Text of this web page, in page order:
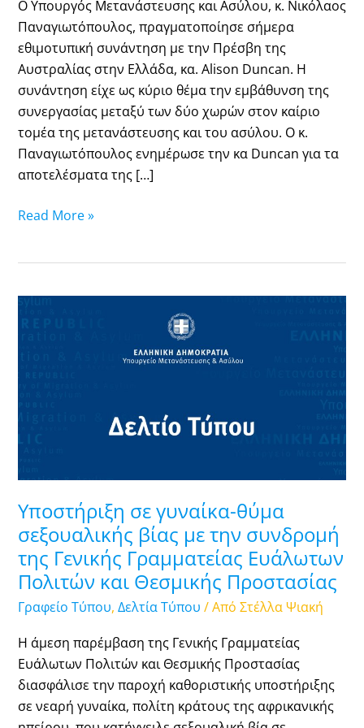
Ο Υπουργός Μετανάστευσης και Ασύλου, κ. Νικόλαος
Παναγιωτόπουλος, πραγματοποίησε σήμερα
εθιμοτυπική συνάντηση με την Πρέσβη της
Αυστραλίας στην Ελλάδα, κα. Alison Duncan. Η
συνάντηση είχε ως κύριο θέμα την εμβάθυνση της
συνεργασίας μεταξύ των δύο χωρών στον καίριο
τομέα της μετανάστευσης και του ασύλου. Ο κ.
Παναγιωτόπουλος ενημέρωσε την κα Duncan για τα
αποτελέσματα της […]
Read More »
Υποστήριξη σε γυναίκα-θύμα
σεξουαλικής βίας με την συνδρομή
της Γενικής Γραμματείας Ευάλωτων
Πολιτών και Θεσμικής Προστασίας
Γραφείο Τύπου, Δελτία Τύπου / Από Στέλλα Ψιακή
Η άμεση παρέμβαση της Γενικής Γραμματείας
Ευάλωτων Πολιτών και Θεσμικής Προστασίας
διασφάλισε την παροχή καθοριστικής υποστήριξης
σε νεαρή γυναίκα, πολίτη κράτους της αφρικανικής
σε
με
Γενικής
Γραμματείας
Ευάλωτων
Πολιτών
και
Προστασίας